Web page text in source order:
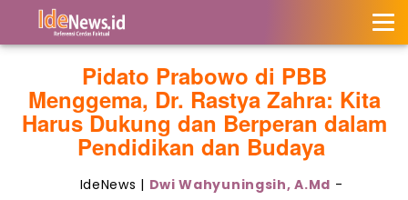
Pidato Prabowo di PBB
Menggema, Dr. Rastya Zahra: Kita
Harus Dukung dan Berperan dalam
Pendidikan dan Budaya
IdeNews | Dwi Wahyuningsih, A.Md -